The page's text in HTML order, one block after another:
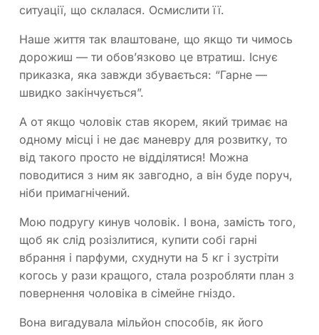
ситуації, що склалася. Осмислити її.
Наше життя так влаштоване, що якщо ти чимось
дорожиш — ти обов’язково це втратиш. Існує
приказка, яка завжди збувається: “Гарне —
швидко закінчується”.
А от якщо чоловік став якорем, який тримає на
одному місці і не дає маневру для розвитку, то
від такого просто не відділятися! Можна
поводитися з ним як завгодно, а він буде поруч,
ніби примагнічений.
Мою подругу кинув чоловік. І вона, замість того,
щоб як слід розізлитися, купити собі гарні
вбрання і парфуми, схуднути на 5 кг і зустріти
когось у рази кращого, стала розробляти план з
повернення чоловіка в сімейне гніздо.
Вона вигадувала мільйон способів, як його